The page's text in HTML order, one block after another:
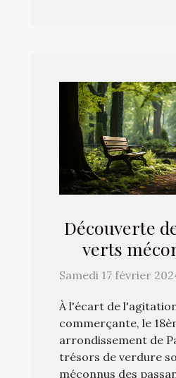
Découverte
verts
18ème
Samedi 17 février
À l'écart de
commerçante, le
arrondissement de
trésors de verdure
méconnus des